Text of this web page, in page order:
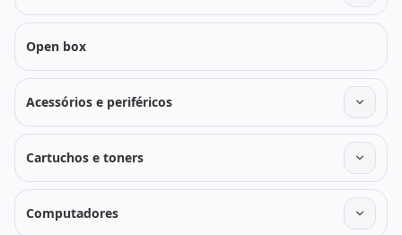
Open box
Acessórios e periféricos
Cartuchos e toners
Computadores